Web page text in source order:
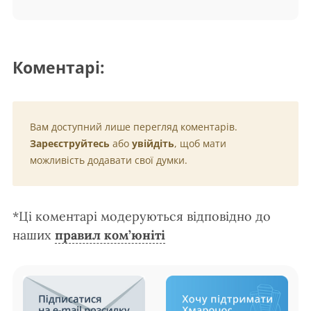
Коментарі:
Вам доступний лише перегляд коментарів.
Зареєструйтесь або увійдіть, щоб мати
можливість додавати свої думки.
*Ці коментарі модеруються відповідно до
наших правил ком’юніті